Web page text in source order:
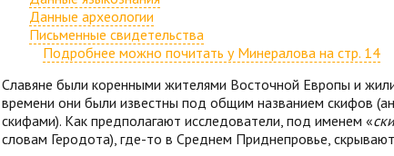
Данные археологии
Письменные свидетельства
Подробнее можно почитать у Минералова на стр. 14
Славяне были коренными жителями Восточной Европы и
времени они были известны под общим названием скифов
скифами). Как предполагают исследователи, под именем «
словам Геродота), где-то в Среднем Приднепровье,